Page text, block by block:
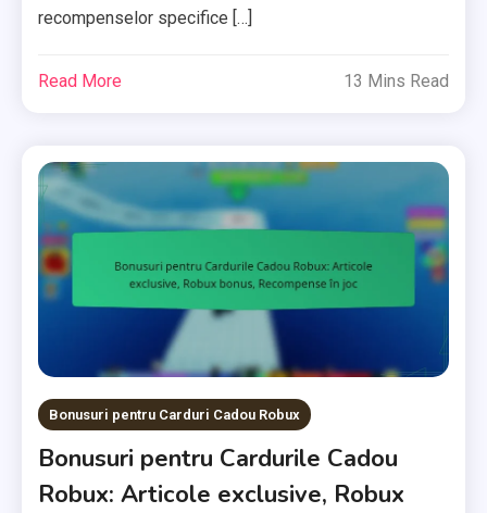
recompenselor specifice […]
Read More 13 Mins Read
Bonusuri pentru Carduri Cadou Robux
Bonusuri pentru Cardurile Cadou
Robux: Articole exclusive, Robux